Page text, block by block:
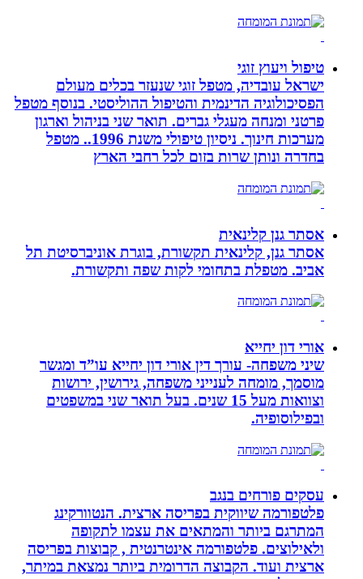
טיפול ויעוץ זוגי
ישראל עובדיה, מטפל זוגי שנעזר בכלים מעולם
הפסיכולוגיה הדינמית והטיפול ההוליסטי. בנוסף מטפל
פרטני ומנחה מעגלי גברים. תואר שני בניהול וארגון
מערכות חינוך. ניסיון טיפולי משנת 1996.. מטפל
בחדרה ונותן שרות בזום לכל רחבי הארץ
אסתר גנן קלינאית
אסתר גנן, קלינאית תקשורת, בוגרת אוניברסיטת תל
אביב. מטפלת בתחומי לקות שפה ותקשורת.
אורי דון יחייא
שיני משפחה- עורך דין אורי דון יחייא עו”ד ומגשר
מוסמך, מומחה לענייני משפחה, גירושין, ירושות
וצוואות מעל 15 שנים. בעל תואר שני במשפטים
ובפילוסופיה.
עסקים פורחים בנגב
פלטפורמה שיווקית בפריסה ארצית. הנטוורקינג
המתרגם ביותר והמתאים את עצמו לתקופה
ולאילוצים. פלטפורמה אינטרנטית , קבוצות בפריסה
ארצית ועוד. הקבוצה הדרומית ביותר נמצאת במיתר,